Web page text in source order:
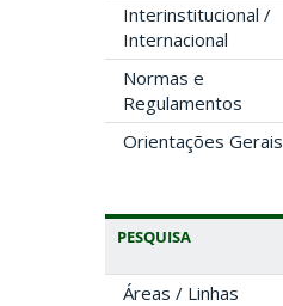
Interinstitucional /
Internacional
Normas e
Regulamentos
Orientações Gerais
PESQUISA
Áreas / Linhas